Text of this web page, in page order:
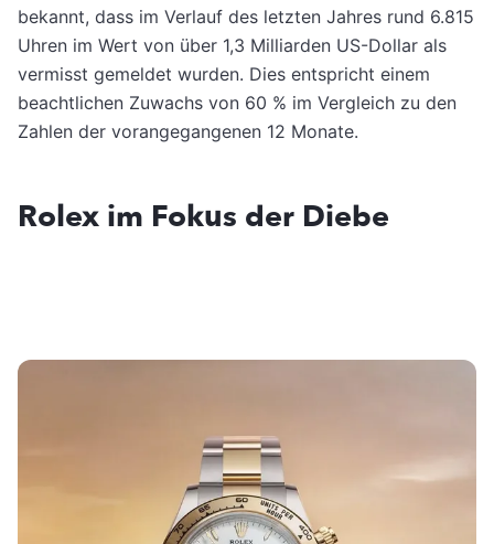
bekannt, dass im Verlauf des letzten Jahres rund 6.815
Uhren im Wert von über 1,3 Milliarden US-Dollar als
vermisst gemeldet wurden. Dies entspricht einem
beachtlichen Zuwachs von 60 % im Vergleich zu den
Zahlen der vorangegangenen 12 Monate.
Rolex im Fokus der Diebe